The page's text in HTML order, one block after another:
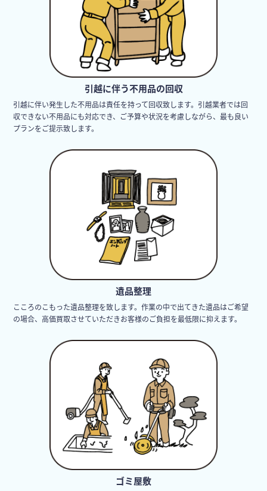
引越に伴う不用品の回収
引越に伴い発生した不用品は責任を持って回収致します。引越業者では回
収できない不用品にも対応でき、ご予算や状況を考慮しながら、最も良い
プランをご提示致します。
遺品整理
こころのこもった遺品整理を致します。作業の中で出てきた遺品はご希望
の場合、高価買取させていただきお客様のご負担を最低限に抑えます。
ゴミ屋敷